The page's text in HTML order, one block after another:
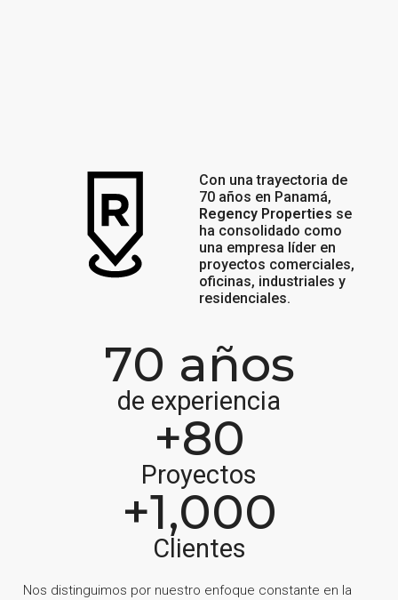
Con una trayectoria de
70 años en Panamá,
Regency Properties se
ha consolidado como
una empresa líder en
proyectos comerciales,
oficinas, industriales y
residenciales.
de experiencia
70 años
Proyectos
+80
Clientes
+1,000
Nos distinguimos por nuestro enfoque constante en la